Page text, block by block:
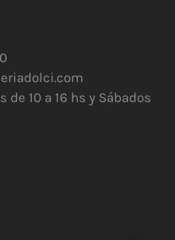
de 10 a 16 hs y Sábados